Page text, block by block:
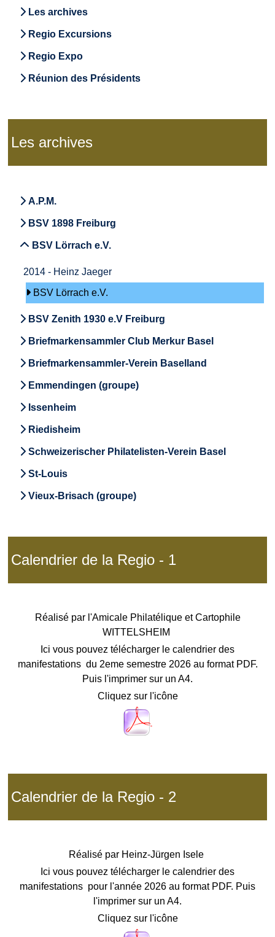
Les archives
Regio Excursions
Regio Expo
Réunion des Présidents
Les archives
A.P.M.
BSV 1898 Freiburg
BSV Lörrach e.V.
2014 - Heinz Jaeger
BSV Lörrach e.V.
BSV Zenith 1930 e.V Freiburg
Briefmarkensammler Club Merkur Basel
Briefmarkensammler-Verein Baselland
Emmendingen (groupe)
Issenheim
Riedisheim
Schweizerischer Philatelisten-Verein Basel
St-Louis
Vieux-Brisach (groupe)
Calendrier de la Regio - 1
Réalisé par l'Amicale Philatélique et Cartophile
WITTELSHEIM
Ici vous pouvez télécharger le calendrier des
manifestations du 2eme semestre 2026 au format PDF.
Puis l'imprimer sur un A4.
Cliquez sur l'icône
Calendrier de la Regio - 2
Réalisé par Heinz-Jürgen Isele
Ici vous pouvez télécharger le calendrier des
manifestations pour l'année 2026 au format PDF. Puis
l'imprimer sur un A4.
Cliquez sur l'icône